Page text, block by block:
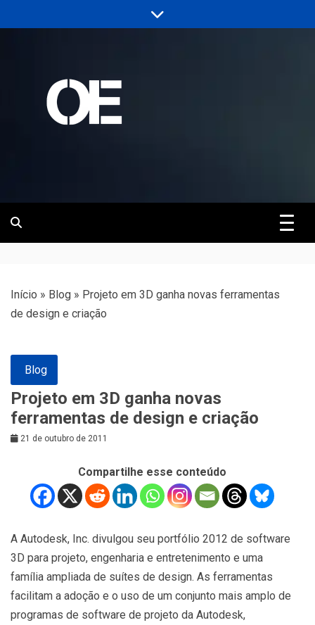
to
Revista | O
Empreiteiro
Início » Blog » Projeto em 3D ganha novas ferramentas
de design e criação
Blog
Projeto em 3D ganha novas
ferramentas de design e criação
21 de outubro de 2011
Compartilhe esse conteúdo
A Autodesk, Inc. divulgou seu portfólio 2012 de software
3D para projeto, engenharia e entretenimento e uma
família ampliada de suítes de design. As ferramentas
facilitam a adoção e o uso de um conjunto mais amplo de
programas de software de projeto da Autodesk,